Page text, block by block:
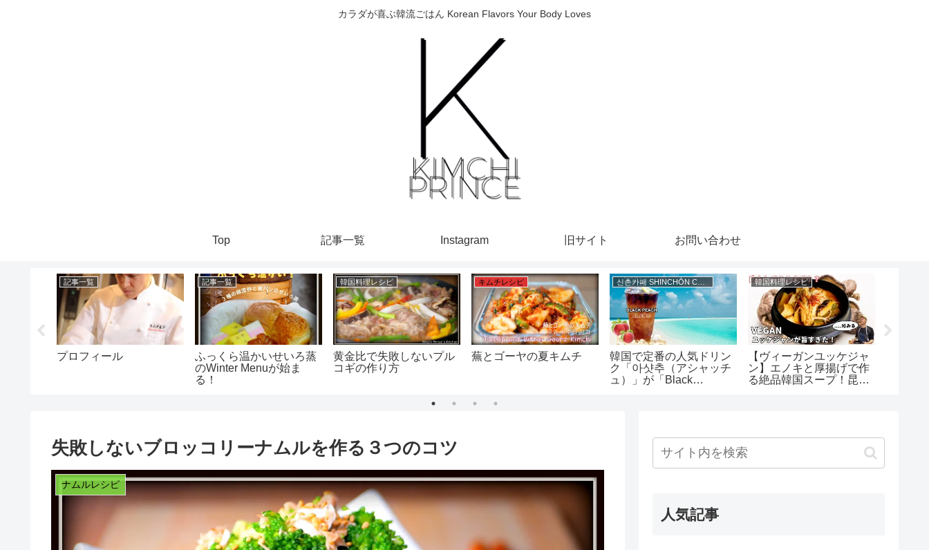
カラダが喜ぶ韓流ごはん Korean Flavors Your Body Loves
Top 記事一覧 Instagram 旧サイト お問い合わせ
記事一覧
プロフィール
記事一覧
ふっくら温かいせいろ蒸
のWinter Menuが始ま
る！
韓国料理レシピ
黄金比で失敗しないプル
コギの作り方
キムチレシピ
蕪とゴーヤの夏キムチ
신촌카페 SHINCHŌN CAFĒ
韓国で定番の人気ドリン
ク「아샷추（アシャッチ
ュ）」が「Black
韓国料理レシピ
【ヴィーガンユッケジャ
ン】エノキと厚揚げで作
る絶品韓国スープ！昆布
失敗しないブロッコリーナムルを作る３つのコツ
ナムルレシピ
人気記事